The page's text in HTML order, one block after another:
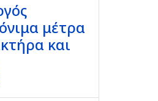
μέτρα
και